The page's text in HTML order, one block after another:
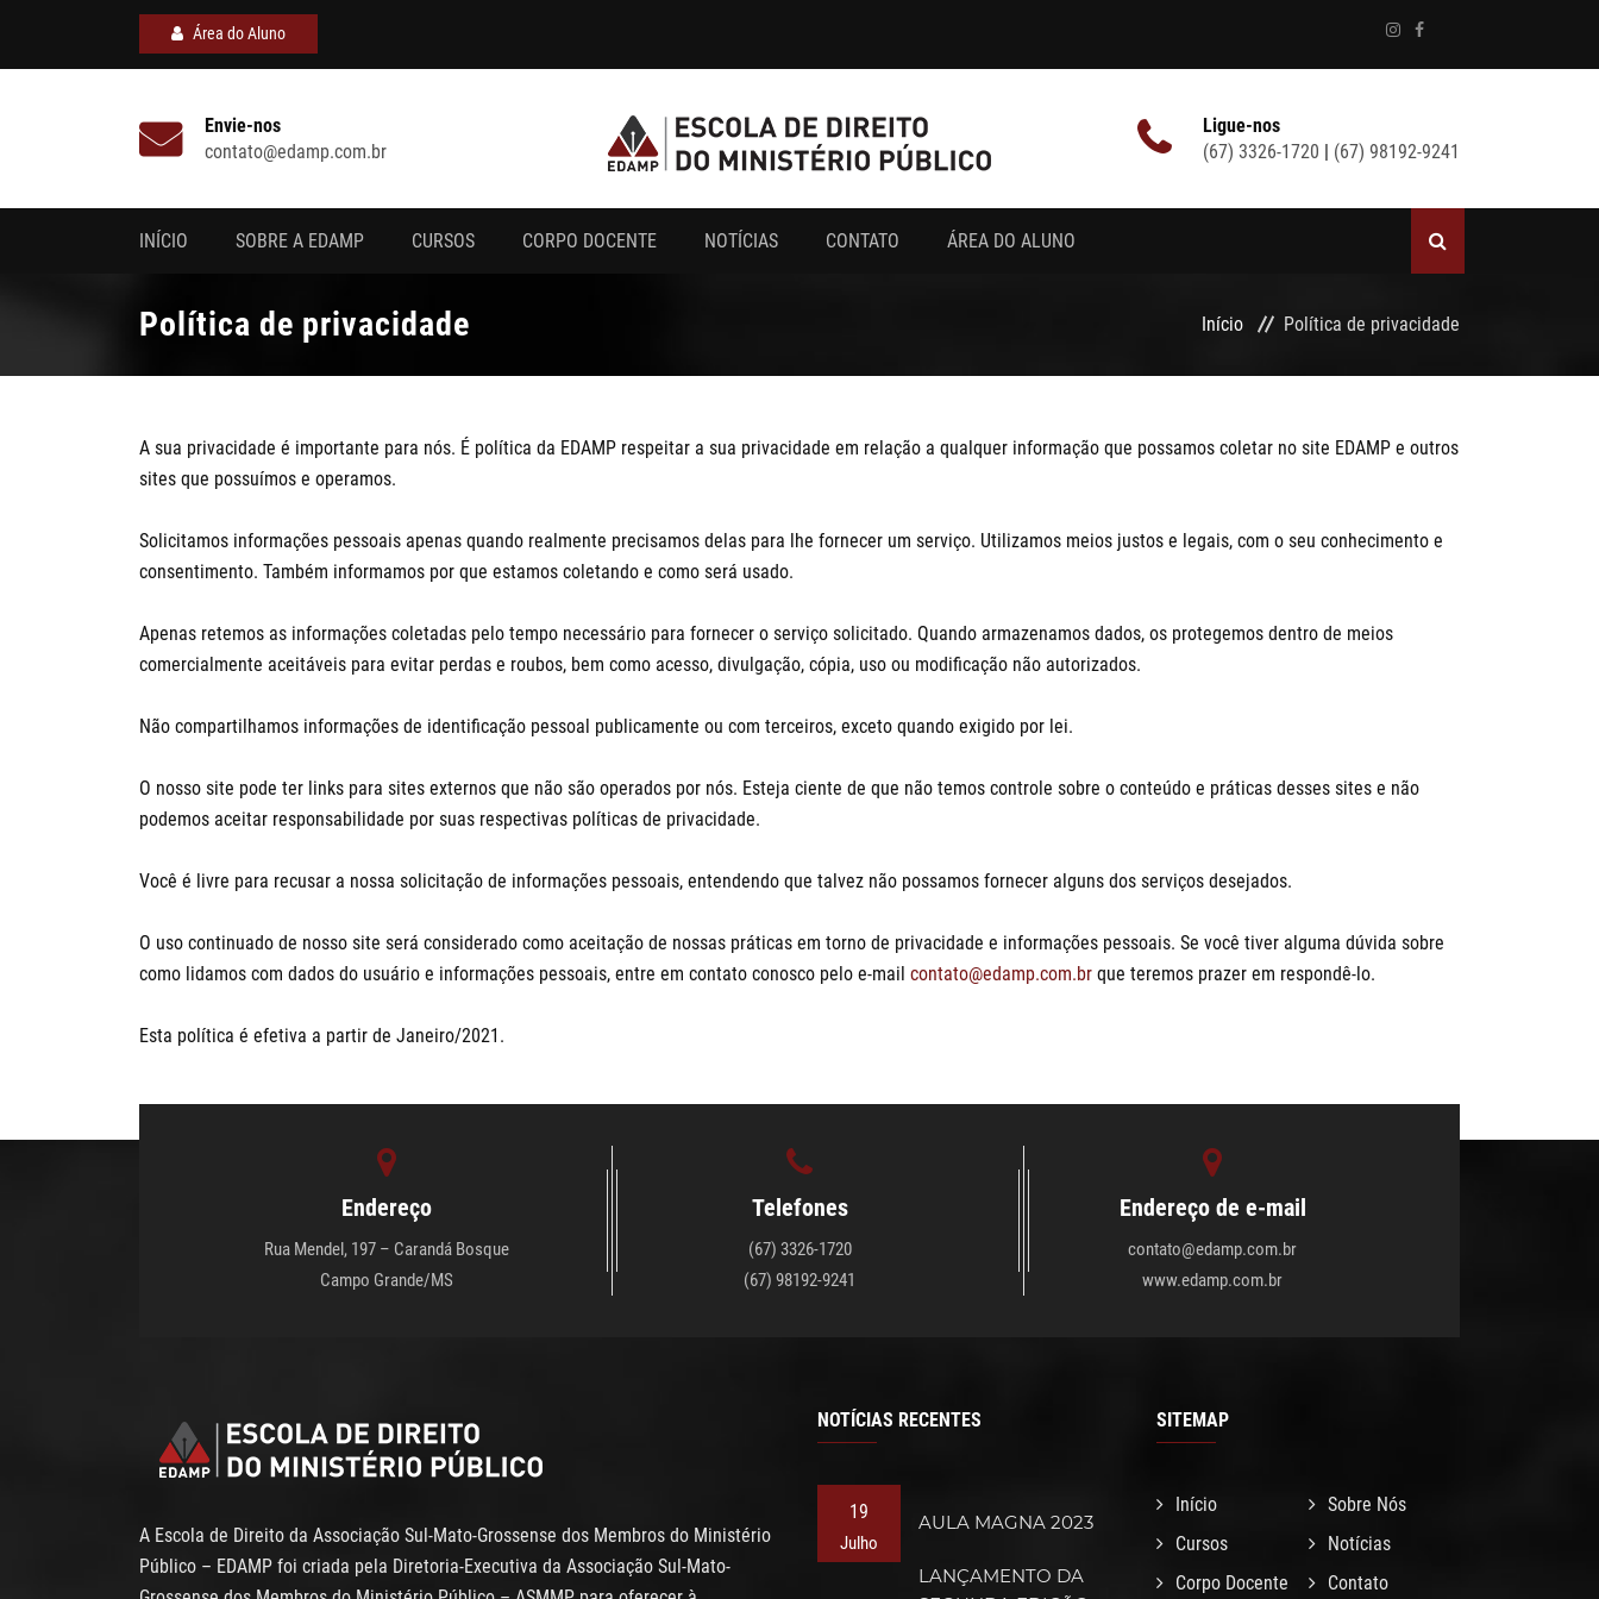
Área do Aluno
Envie-nos
contato@edamp.com.br
Ligue-nos
(67) 3326-1720 | (67) 98192-9241
INÍCIO SOBRE A EDAMP CURSOS CORPO DOCENTE NOTÍCIAS CONTATO ÁREA DO ALUNO
Política de privacidade Início Política de privacidade
A sua privacidade é importante para nós. É política da EDAMP respeitar a sua privacidade em relação a qualquer informação que possamos coletar no site EDAMP e outros
sites que possuímos e operamos.
Solicitamos informações pessoais apenas quando realmente precisamos delas para lhe fornecer um serviço. Utilizamos meios justos e legais, com o seu conhecimento e
consentimento. Também informamos por que estamos coletando e como será usado.
Apenas retemos as informações coletadas pelo tempo necessário para fornecer o serviço solicitado. Quando armazenamos dados, os protegemos dentro de meios
comercialmente aceitáveis para evitar perdas e roubos, bem como acesso, divulgação, cópia, uso ou modificação não autorizados.
Não compartilhamos informações de identificação pessoal publicamente ou com terceiros, exceto quando exigido por lei.
O nosso site pode ter links para sites externos que não são operados por nós. Esteja ciente de que não temos controle sobre o conteúdo e práticas desses sites e não
podemos aceitar responsabilidade por suas respectivas políticas de privacidade.
Você é livre para recusar a nossa solicitação de informações pessoais, entendendo que talvez não possamos fornecer alguns dos serviços desejados.
O uso continuado de nosso site será considerado como aceitação de nossas práticas em torno de privacidade e informações pessoais. Se você tiver alguma dúvida sobre
como lidamos com dados do usuário e informações pessoais, entre em contato conosco pelo e-mail contato@edamp.com.br que teremos prazer em respondê-lo.
Esta política é efetiva a partir de Janeiro/2021.
Endereço
Rua Mendel, 197 – Carandá Bosque
Campo Grande/MS
Telefones
(67) 3326-1720
(67) 98192-9241
Endereço de e-mail
contato@edamp.com.br
www.edamp.com.br
A Escola de Direito da Associação Sul-Mato-Grossense dos Membros do Ministério
Público – EDAMP foi criada pela Diretoria-Executiva da Associação Sul-Mato-
NOTÍCIAS RECENTES
19
Julho
AULA MAGNA 2023
LANÇAMENTO DA
SITEMAP
Início
Sobre Nós
Cursos
Notícias
Corpo Docente
Contato